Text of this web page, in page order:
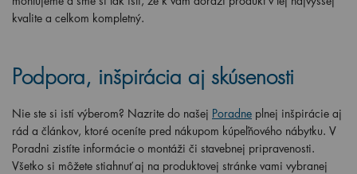
kvalite a celkom kompletný.
Podpora, inšpirácia aj skúsenosti
Nie ste si istí výberom? Nazrite do našej Poradne plnej inšpirácie aj
rád a článkov, ktoré oceníte pred nákupom kúpeľňového nábytku. V
Poradni zistíte informácie o montáži či stavebnej pripravenosti.
Všetko si môžete stiahnuť aj na produktovej stránke vami vybranej